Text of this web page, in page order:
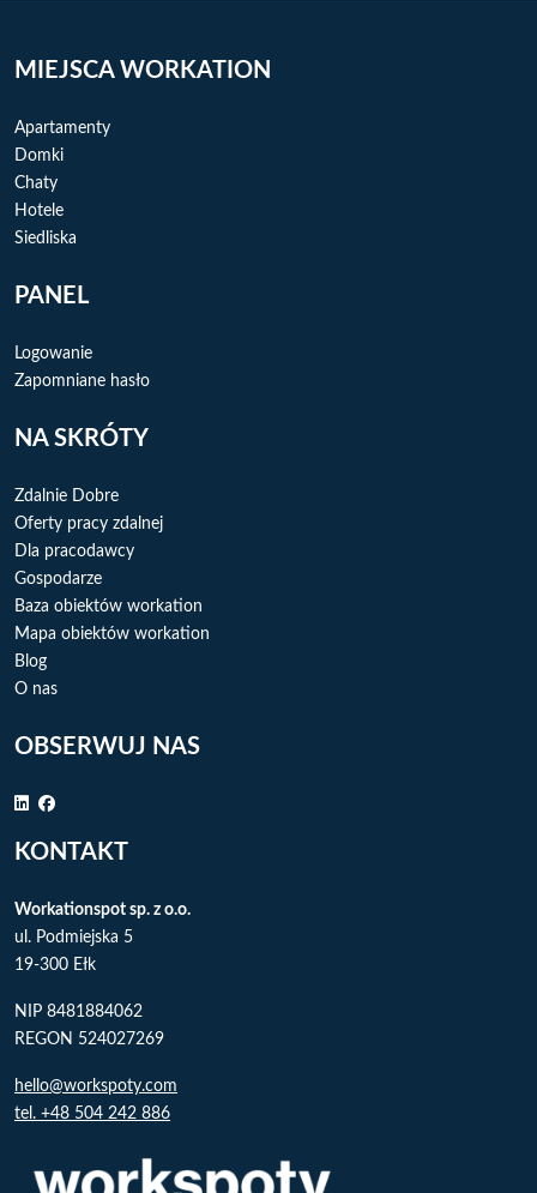
o
I
g
MIEJSCA WORKATION
Apartamenty
Domki
Chaty
Hotele
Siedliska
PANEL
Logowanie
Zapomniane hasło
NA SKRÓTY
Zdalnie Dobre
Oferty pracy zdalnej
Dla pracodawcy
Gospodarze
Baza obiektów workation
Mapa obiektów workation
Blog
O nas
OBSERWUJ NAS
KONTAKT
Workationspot sp. z o.o.
ul. Podmiejska 5
19-300 Ełk
NIP 8481884062
REGON 524027269
hello@workspoty.com
tel. +48 504 242 886